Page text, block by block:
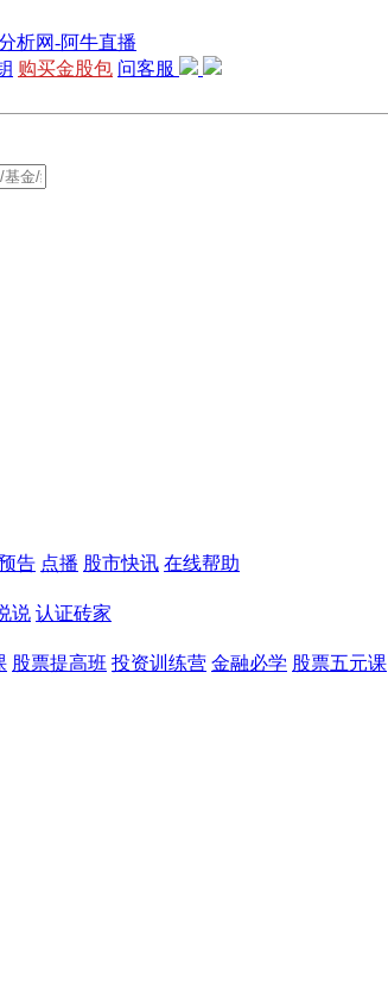
购买金股包 问客服
告 点播 股市快讯 在线帮助
说 认证砖家
股票提高班 投资训练营 金融必学 股票五元课